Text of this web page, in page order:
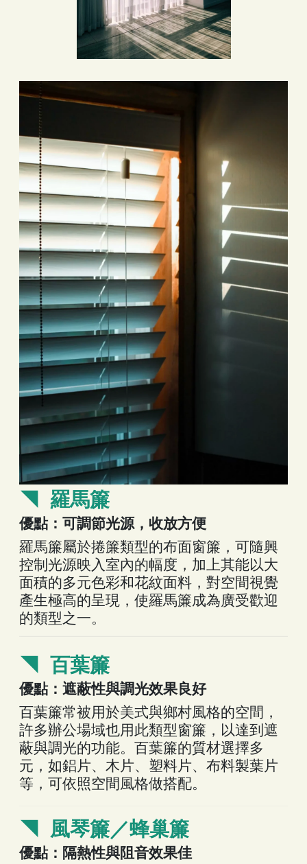
◥ 羅馬簾
優點：可調節光源，收放方便
羅馬簾屬於捲簾類型的布面窗簾，可隨興
控制光源映入室內的幅度，加上其能以大
面積的多元色彩和花紋面料，對空間視覺
產生極高的呈現 ，使羅馬簾成為廣受歡迎
的類型之一。
◥ 百葉簾
優點：遮蔽性與調光效果良好
百葉簾常被用於美式與鄉村風格的空間，
許多辦公場域也用此類型窗簾，以達到遮
蔽與調光的功能。百葉簾的質材選擇多
元，如鋁片、木片、塑料片、布料製葉片
等，可依照空間風格做搭配。
◥ 風琴簾／蜂巢簾
優點：隔熱性與阻音效果佳